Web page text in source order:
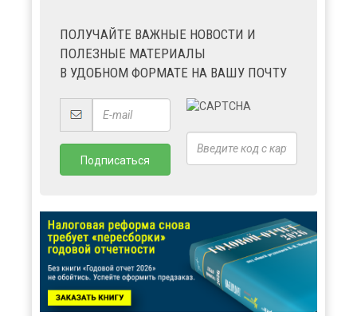
ПОЛУЧАЙТЕ ВАЖНЫЕ НОВОСТИ И
ПОЛЕЗНЫЕ МАТЕРИАЛЫ
В УДОБНОМ ФОРМАТЕ НА ВАШУ ПОЧТУ